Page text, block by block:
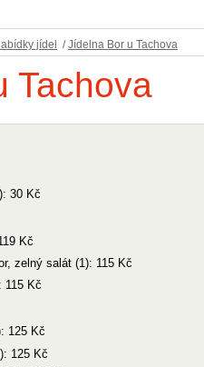
jídel / Jídelna Bor u Tachova
Tachova
30 Kč
Kč
zelný salát (1): 115 Kč
115 Kč
125 Kč
125 Kč